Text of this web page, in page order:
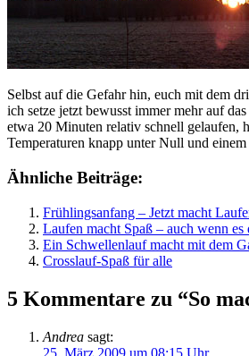
Selbst auf die Gefahr hin, euch mit dem
ich setze jetzt bewusst immer mehr auf
etwa 20 Minuten relativ schnell gelaufen,
Temperaturen knapp unter Null und
Ähnliche Beiträge:
Frühlingsanfang – Jetzt macht
Laufen macht Spaß – auch wenn
Ein Schwellenlauf macht mit dem
Crosslauf-Spaß für alle
5 Kommentare zu “So
Andrea sagt:
25. März 2009 um 08:15 Uhr